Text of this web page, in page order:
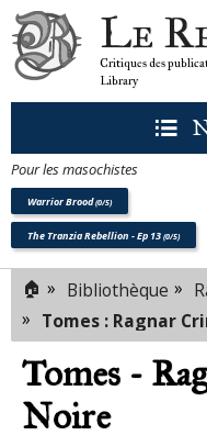
Le
Critiques des
Library
Pour les masochistes
Warrior Brood(0/5)
The Tranzia Rebellion - Ep 13 (0/5)
🏠 » Bibliothèque »
» Tomes : Ragnar
Tomes -
Noire
Romans (3)